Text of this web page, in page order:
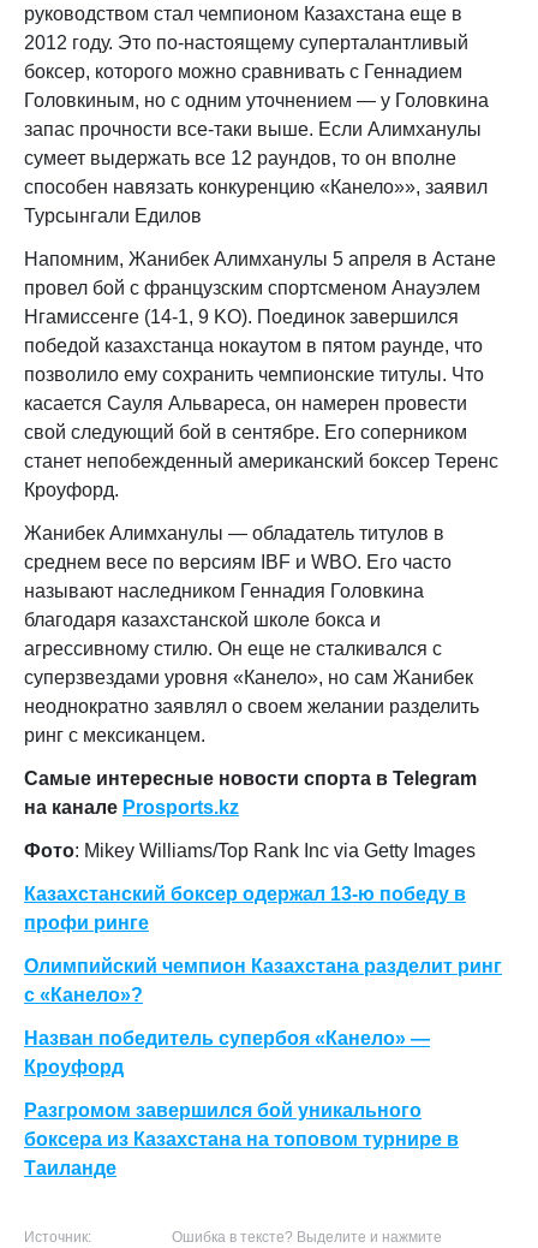
руководством стал чемпионом Казахстана еще в
2012 году. Это по-настоящему суперталантливый
боксер, которого можно сравнивать с Геннадием
Головкиным, но с одним уточнением — у Головкина
запас прочности все-таки выше. Если Алимханулы
сумеет выдержать все 12 раундов, то он вполне
способен навязать конкуренцию «Канело»», заявил
Турсынгали Едилов
Напомним, Жанибек Алимханулы 5 апреля в Астане
провел бой с французским спортсменом Анауэлем
Нгамиссенге (14-1, 9 KO). Поединок завершился
победой казахстанца нокаутом в пятом раунде, что
позволило ему сохранить чемпионские титулы. Что
касается Сауля Альвареса, он намерен провести
свой следующий бой в сентябре. Его соперником
станет непобежденный американский боксер Теренс
Кроуфорд.
Жанибек Алимханулы — обладатель титулов в
среднем весе по версиям IBF и WBO. Его часто
называют наследником Геннадия Головкина
благодаря казахстанской школе бокса и
агрессивному стилю. Он еще не сталкивался с
суперзвездами уровня «Канело», но сам Жанибек
неоднократно заявлял о своем желании разделить
ринг с мексиканцем.
Самые интересные новости спорта в Telegram
на канале Prosports.kz
Фото: Mikey Williams/Top Rank Inc via Getty Images
Казахстанский боксер одержал 13-ю победу в
профи ринге
Олимпийский чемпион Казахстана разделит ринг
с «Канело»?
Назван победитель супербоя «Канело» —
Кроуфорд
Разгромом завершился бой уникального
боксера из Казахстана на топовом турнире в
Таиланде
Источник:
Ошибка в тексте? Выделите и нажмите